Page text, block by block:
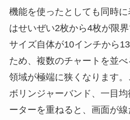
機能を使ったとしても同時
はせいぜい2枚から4枚が限
サイズ自体が10インチから
ため、複数のチャートを並
領域が極端に狭くなります
ボリンジャーバンド、一目
ーターを重ねると、画面が